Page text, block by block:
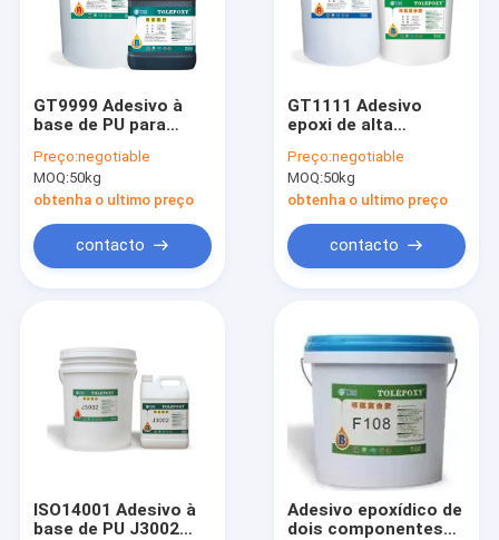
GT9999 Adesivo à
base de PU para
núcleo de
honeycomb de
alumínio
Preço:negotiable
MOQ:50kg
obtenha o ultimo preço
contacto
GT1111 Adesivo
epoxi de alta
partes Adesivo epoxi
Preço:negotiable
MOQ:50kg
obtenha o ultimo preço
contacto
ISO14001 Adesivo à
base de PU J3002
Adesivo epoxídico de
dois componentes